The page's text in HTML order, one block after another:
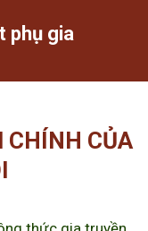
phụ gia
CHÍNH CỦA